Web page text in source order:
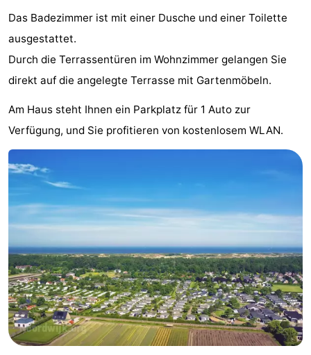
Denkmäler
-
Rundfahrten
-
Spielplätze
-
Spielplätze
Experiences
Wellness-
Zentren
Dörfer
&
Städte
Natur
Sport
Das Badezimmer ist mit einer Dusche und einer Toilette
ausgestattet.
Durch die Terrassentüren im Wohnzimmer gelangen Sie
direkt auf die angelegte Terrasse mit Gartenmöbeln.
Am Haus steht Ihnen ein Parkplatz für 1 Auto zur
Verfügung, und Sie profitieren von kostenlosem WLAN.